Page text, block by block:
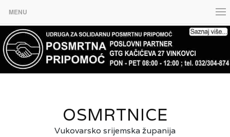
MENU
OSMRTNICE
Vukovarsko srijemska županija